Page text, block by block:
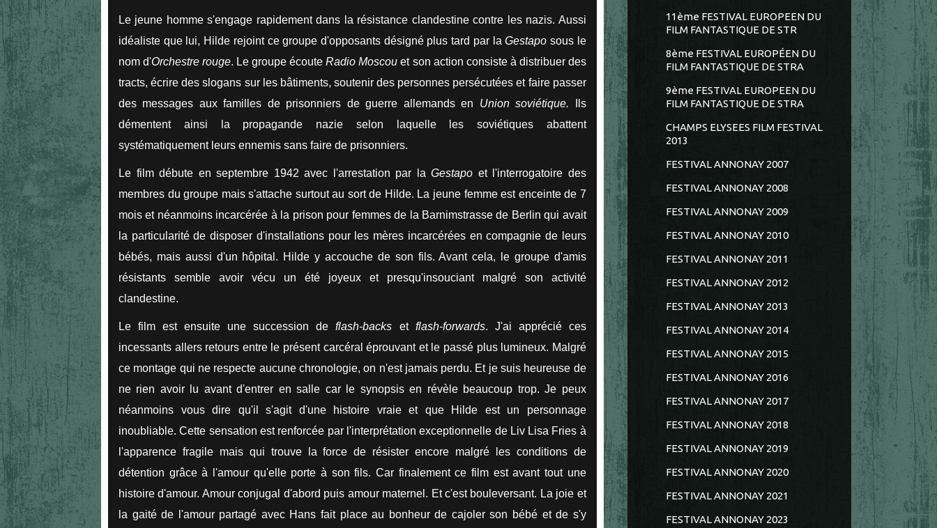
Le jeune homme s'engage rapidement dans la résistance clandestine contre les nazis. Aussi
idéaliste que lui, Hilde rejoint ce groupe d'opposants désigné plus tard par laGestapo sous le
nom d'Orchestre rouge. Le groupe écouteRadio Moscou et son action consiste à distribuer des
tracts, écrire des slogans sur les bâtiments, soutenir des personnes persécutées et faire passer
des messages aux familles deprisonniers de guerre allemands en Union soviétique. Ils
démentent ainsi la propagande nazie selon laquelle les soviétiques abattent
systématiquement leurs ennemis sans faire de prisonniers.
Le film débute en septembre 1942 avec l'arrestation par laGestapo et l'interrogatoire des
membres du groupe mais s'attache surtout au sort de Hilde. La jeune femme est enceinte de 7
mois et néanmoins incarcérée à la prison pour femmes de la Barnimstrasse de Berlin qui avait
la particularité de disposer d'installations pour les mères incarcérées en compagnie de leurs
bébés, mais aussi d'un hôpital. Hilde y accouche de son fils. Avant cela, le groupe d'amis
résistants semble avoir vécu un été joyeux et presqu'insouciant malgré son activité
clandestine.
Le film est ensuite une succession deflash-backs et flash-forwards. J'ai apprécié ces
incessants allers retours entre le présent carcéral éprouvant et le passé plus lumineux. Malgré
ce montage qui ne respecte aucune chronologie, on n'est jamais perdu. Et je suis heureuse de
ne rien avoir lu avant d'entrer en salle car le synopsis en révèle beaucoup trop. Je peux
néanmoins vous dire qu'il s'agit d'une histoire vraie et que Hilde est un personnage
inoubliable. Cette sensation est renforcée par l'interprétation exceptionnelle de Liv Lisa Fries à
l'apparence fragile mais qui trouve la force de résister encore malgré les conditions de
détention grâce à l'amour qu'elle porte à son fils. Car finalement ce film est avant tout une
histoire d'amour. Amour conjugal d'abord puis amour maternel. Et c'est bouleversant. La joie et
la gaité de l'amour partagé avec Hans fait place au bonheur de cajoler son bébé et de s'y
11ème FESTIVAL EUROPEEN DU
FILM FANTASTIQUE DE STR
8ème FESTIVAL EUROPÉEN DU
FILM FANTASTIQUE DE STRA
9ème FESTIVAL EUROPEEN DU
FILM FANTASTIQUE DE STRA
CHAMPS ELYSEES FILM FESTIVAL
2013
FESTIVAL ANNONAY 2007
FESTIVAL ANNONAY 2008
FESTIVAL ANNONAY 2009
FESTIVAL ANNONAY 2010
FESTIVAL ANNONAY 2011
FESTIVAL ANNONAY 2012
FESTIVAL ANNONAY 2013
FESTIVAL ANNONAY 2014
FESTIVAL ANNONAY 2015
FESTIVAL ANNONAY 2016
FESTIVAL ANNONAY 2017
FESTIVAL ANNONAY 2018
FESTIVAL ANNONAY 2019
FESTIVAL ANNONAY 2020
FESTIVAL ANNONAY 2021
FESTIVAL ANNONAY 2023